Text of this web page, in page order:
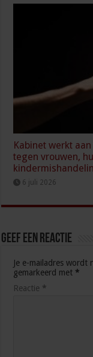
Kabinet werkt
tegen vrouwen,
6 juli 2026
Geef een reactie
Je e-mailadres wordt
gemarkeerd met *
Reactie *